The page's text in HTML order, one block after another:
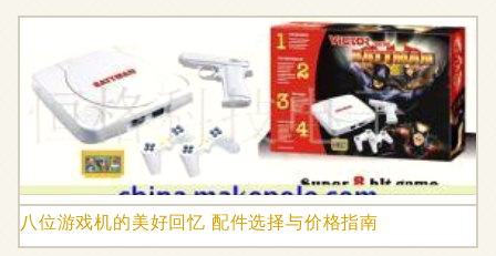
八位游戏机的美好回忆 配件选择与价格指南